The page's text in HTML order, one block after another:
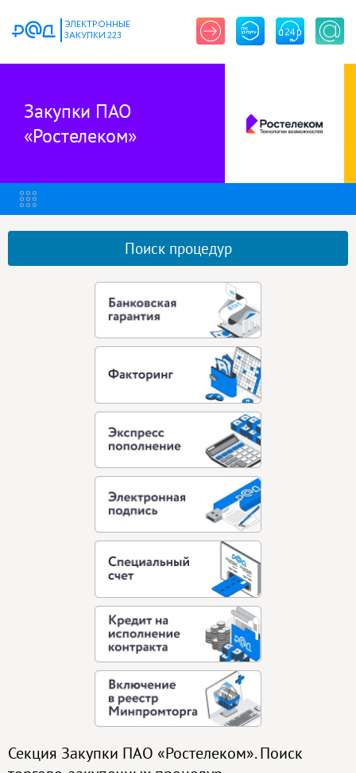
ЭЛЕКТРОННЫЕ
ЗАКУПКИ 223
Закупки ПАО
«Ростелеком»
Поиск процедур
Секция Закупки ПАО «Ростелеком». Поиск